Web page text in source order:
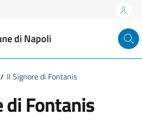
di Napoli
Il Signore di Fontanis
di Fontanis